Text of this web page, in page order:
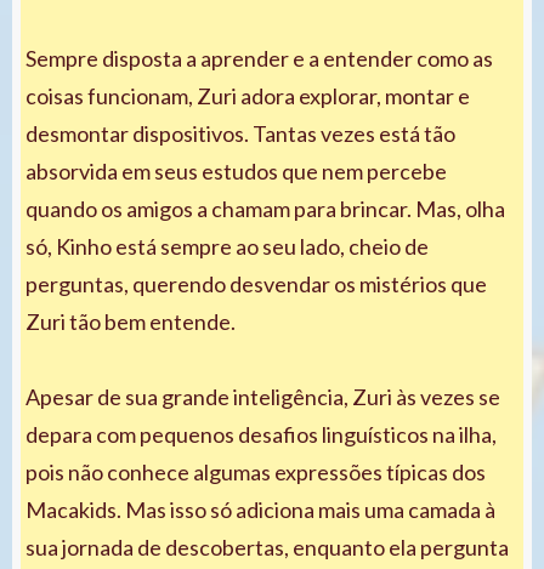
Sempre disposta a aprender e a entender como as
coisas funcionam, Zuri adora explorar, montar e
desmontar dispositivos. Tantas vezes está tão
absorvida em seus estudos que nem percebe
quando os amigos a chamam para brincar. Mas, olha
só, Kinho está sempre ao seu lado, cheio de
perguntas, querendo desvendar os mistérios que
Zuri tão bem entende.
Apesar de sua grande inteligência, Zuri às vezes se
depara com pequenos desafios linguísticos na ilha,
pois não conhece algumas expressões típicas dos
Macakids. Mas isso só adiciona mais uma camada à
sua jornada de descobertas, enquanto ela pergunta